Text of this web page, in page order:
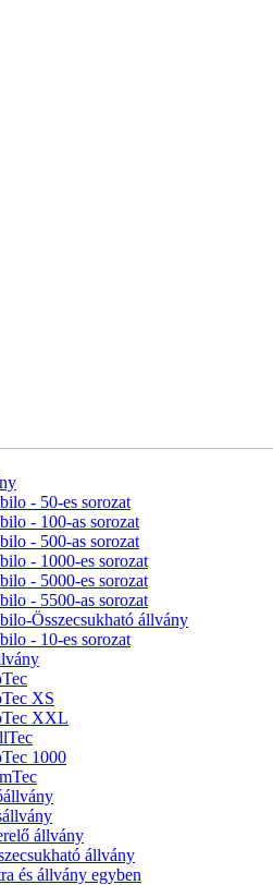
- 50-es sorozat
- 100-as sorozat
- 500-as sorozat
- 1000-es sorozat
- 5000-es sorozat
- 5500-as sorozat
Összecsukható állvány
- 10-es sorozat
XS
XXL
1000
állvány
állvány
és állvány egyben